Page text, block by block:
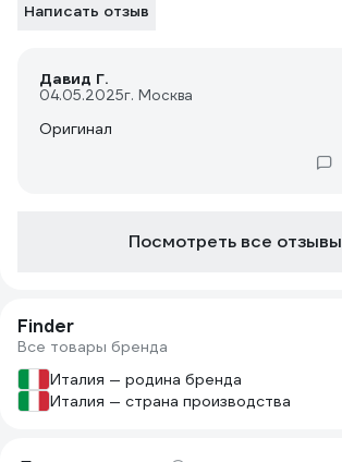
Написать отзыв
Давид Г.
04.05.2025г. Москва
Оригинал
Посмотреть все отзывы
Finder
Все товары бренда
Италия — родина бренда
Италия — страна производства